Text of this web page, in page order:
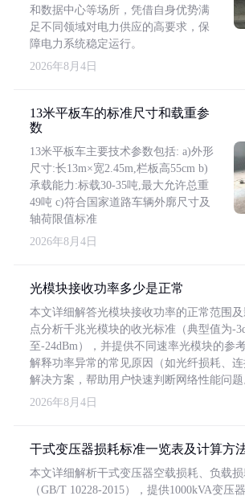
和数据中心等场所，凭借自身优势满
足不同领域对电力供应的高要求，保
障电力系统稳定运行。
2026年8月4日
13米平板车的标准尺寸和载重参
数
13米平板车主要技术参数包括: a)外形
尺寸:长13m×宽2.45m,栏板高55cm b)
承载能力:标载30-35吨,最大允许总重
49吨 c)符合国家道路车辆外廓尺寸及
轴荷限值标准
2026年8月4日
光模块接收功率多少是正常
本文详细解答光模块接收功率的正常范围
点分析千兆光模块的收光标准（典型值为-
至-24dBm），并提供不同速率光模块的参
解释功率异常的常见原因（如光纤损耗、连
解决方案，帮助用户快速判断网络性能问题
2026年8月4日
干式变压器损耗标准一览表及计算方
本文详细解析干式变压器空载损耗、负载
（GB/T 10228-2015），提供1000kVA变压